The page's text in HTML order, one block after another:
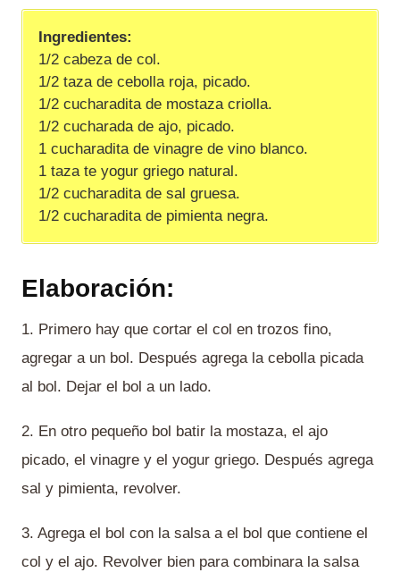
Ingredientes:
1/2 cabeza de col.
1/2 taza de cebolla roja, picado.
1/2 cucharadita de mostaza criolla.
1/2 cucharada de ajo, picado.
1 cucharadita de vinagre de vino blanco.
1 taza te yogur griego natural.
1/2 cucharadita de sal gruesa.
1/2 cucharadita de pimienta negra.
Elaboración:
1. Primero hay que cortar el col en trozos fino,
agregar a un bol. Después agrega la cebolla picada
al bol. Dejar el bol a un lado.
2. En otro pequeño bol batir la mostaza, el ajo
picado, el vinagre y el yogur griego. Después agrega
sal y pimienta, revolver.
3. Agrega el bol con la salsa a el bol que contiene el
col y el ajo. Revolver bien para combinara la salsa